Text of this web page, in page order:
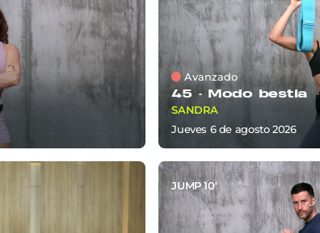
Avanzado
45 · Modo bestia
SANDRA
jueves 6de agosto 2026
JUMP 10'